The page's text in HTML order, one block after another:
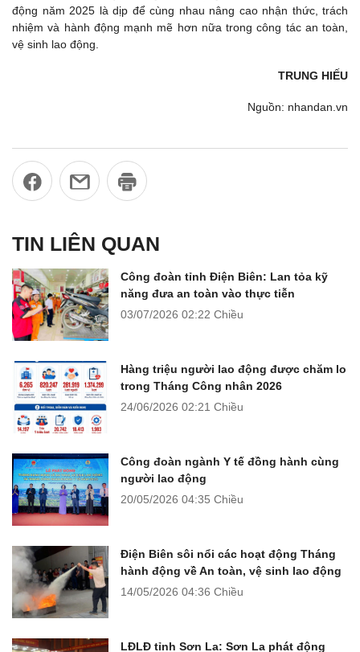
động năm 2025 là dịp để cùng nhau nâng cao nhận thức, trách
nhiệm và hành động mạnh mẽ hơn nữa trong công tác an toàn,
vệ sinh lao động.
TRUNG HIẾU
Nguồn: nhandan.vn
TIN LIÊN QUAN
Công đoàn tỉnh Điện Biên: Lan tỏa kỹ
năng đưa an toàn vào thực tiễn
03/07/2026 02:22 Chiều
Hàng triệu người lao động được chăm lo
trong Tháng Công nhân 2026
24/06/2026 02:21 Chiều
Công đoàn ngành Y tế đồng hành cùng
người lao động
20/05/2026 04:35 Chiều
Điện Biên sôi nổi các hoạt động Tháng
hành động về An toàn, vệ sinh lao động
14/05/2026 04:36 Chiều
LĐLĐ tỉnh Sơn La: Sơn La phát động